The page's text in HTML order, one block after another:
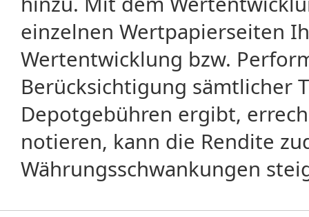
einzelnen Wertpapierseiten
Wertentwicklung bzw.
Berücksichtigung sämtlicher
Depotgebühren ergibt,
notieren, kann die Rendite
Währungsschwankungen